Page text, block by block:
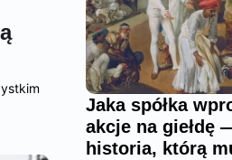
Jaka spółka
akcje na giełdę
historia, którą